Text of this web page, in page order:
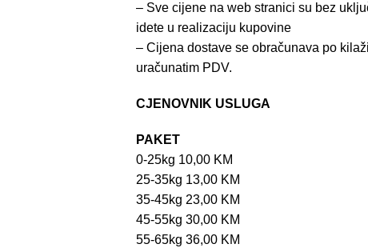
– Sve cijene na web stranici su bez
idete u realizaciju kupovine
– Cijena dostave se obračunava po
uračunatim PDV.
CJENOVNIK USLUGA
PAKET
0-25kg 10,00 KM
25-35kg 13,00 KM
35-45kg 23,00 KM
45-55kg 30,00 KM
55-65kg 36,00 KM